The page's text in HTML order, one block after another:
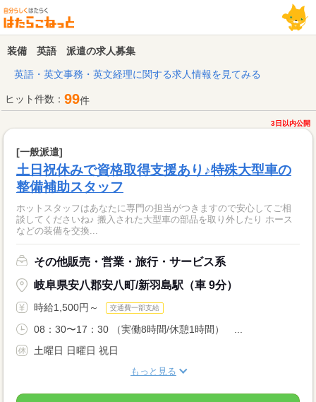
装備 英語 派遣の求人募集
英語・英文事務・英文経理に関する求人情報を見てみる
ヒット件数： 99件
3日以内公開
[一般派遣]
土日祝休みで資格取得支援あり♪特殊大型車の
整備補助スタッフ
ホットスタッフはあなたに専門の担当がつきますので安心してご相
談してくださいね♪ 搬入された大型車の部品を取り外したり ホース
などの装備を交換...
その他販売・営業・旅行・サービス系
岐阜県安八郡安八町/新羽島駅（車 9分）
時給1,500円～ 交通費一部支給
08：30〜17：30 （実働8時間/休憩1時間） ...
土曜日 日曜日 祝日
もっと見る